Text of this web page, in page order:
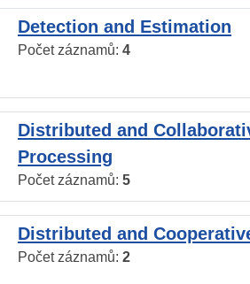
Detection and Estimation
Počet záznamů: 4
Distributed and
Processing
Počet záznamů: 5
Distributed and
Počet záznamů: 2